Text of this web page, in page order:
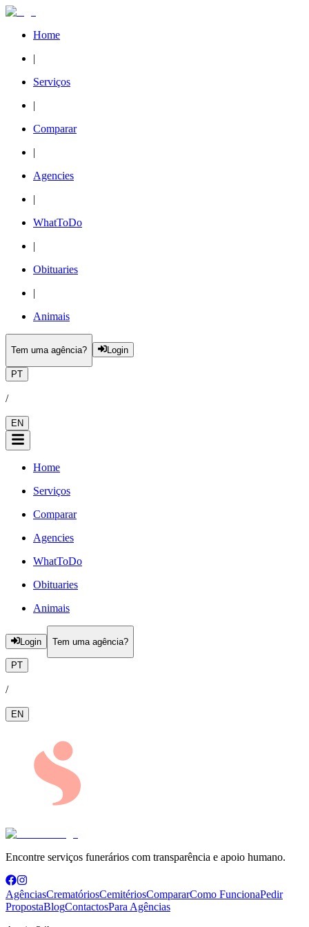
Home
|
Serviços
|
Comparar
|
Agencies
|
WhatToDo
|
Obituaries
|
Animais
Tem uma agência? Login
PT
/
EN
Home
Serviços
Comparar
Agencies
WhatToDo
Obituaries
Animais
Login Tem uma agência?
PT
/
EN
Encontre serviços funerários com transparência e apoio humano.
AgênciasCrematóriosCemitériosCompararComo FuncionaPedir
PropostaBlogContactosPara Agências